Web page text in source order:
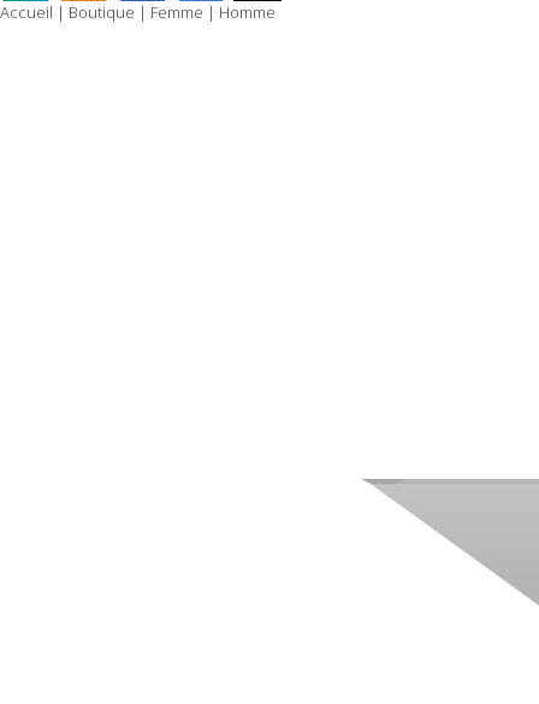
Accueil | Boutique | Femme | Homme